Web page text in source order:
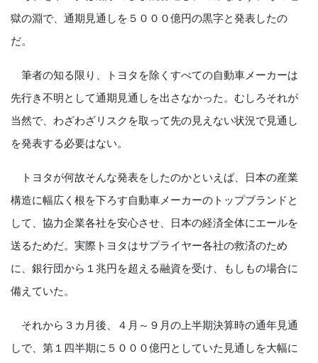
獄の淵で、通期見通しを５０００億円の黒字と発表したの
だ。
筆者の知る限り、トヨタを除くすべての自動車メーカーは
先行き不明として通期見通しを出さなかった。むしろそれが
当然で、わざわざリスクを取って先の見えない状況で見通し
を発表する必要はない。
トヨタが何故そんな発表をしたのかといえば、日本の産業
構造に幅広く根を下ろす自動車メーカーのトップブランドと
して、協力企業各社を安心させ、日本の経済全体にエールを
送るためだ。実際トヨタはサプライヤー各社の救済のため
に、銀行団から１兆円を超える融資を受け、もしもの場合に
備えていた。
それから３カ月後、４月～９月の上半期決算時の通年見通
しで、第１四半期に５０００億円としていた見通しを大幅に